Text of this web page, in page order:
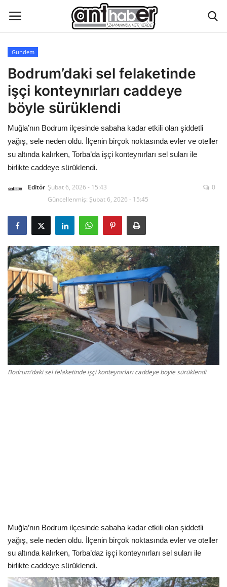
Künye
Eğitim
Hakkımızda
İletişim
Çevre
Gizlilik Politikası
Reklam ve İşbirliği
Bodrum Trafik Yoğunluk Haritası
Turizm
Siyaset
Bodrum Nöbetçi Eczaneler
Gündem
Gündem
Bodrum’daki sel felaketinde
işçi konteynırları caddeye
böyle sürüklendi
Muğla’nın Bodrum ilçesinde sabaha kadar etkili olan şiddetli
yağış, sele neden oldu. İlçenin birçok noktasında evler ve oteller
su altında kalırken, Torba’da işçi konteynırları sel suları ile
birlikte caddeye sürüklendi.
Editör Şubat 6, 2026 - 15:43
Güncellenmiş: Şubat 6, 2026 - 15:45
0
Bodrum’daki sel felaketinde işçi konteynırları caddeye böyle sürüklendi
Muğla’nın Bodrum ilçesinde sabaha kadar etkili olan şiddetli
yağış, sele neden oldu. İlçenin birçok noktasında evler ve oteller
su altında kalırken, Torba’daz işçi konteynırları sel suları ile
birlikte caddeye sürüklendi.